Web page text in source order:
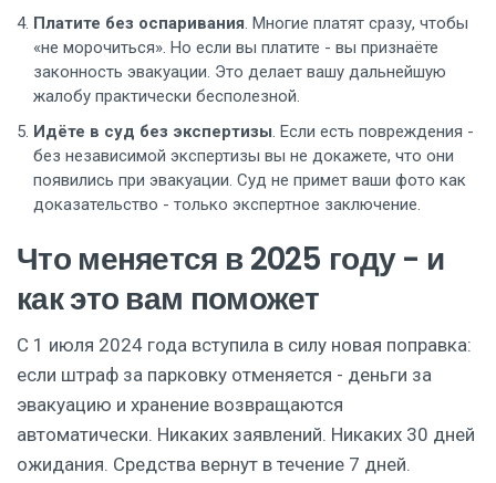
Платите без оспаривания. Многие платят сразу, чтобы
«не морочиться». Но если вы платите - вы признаёте
законность эвакуации. Это делает вашу дальнейшую
жалобу практически бесполезной.
Идёте в суд без экспертизы. Если есть повреждения -
без независимой экспертизы вы не докажете, что они
появились при эвакуации. Суд не примет ваши фото как
доказательство - только экспертное заключение.
Что меняется в 2025 году - и
как это вам поможет
С 1 июля 2024 года вступила в силу новая поправка:
если штраф за парковку отменяется - деньги за
эвакуацию и хранение возвращаются
автоматически. Никаких заявлений. Никаких 30 дней
ожидания. Средства вернут в течение 7 дней.